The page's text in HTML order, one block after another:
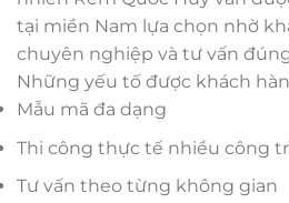
tại miền Nam lựa chọn nhờ
chuyên nghiệp và tư vấn
Những yếu tố được khách
Mẫu mã đa dạng
Thi công thực tế nhiều công
Tư vấn theo từng không gian